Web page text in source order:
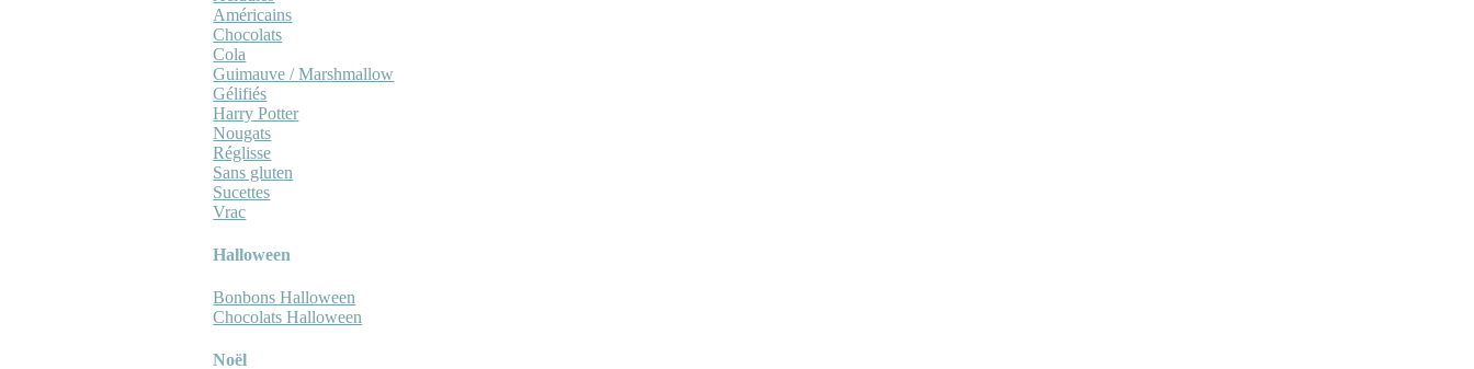
Américains
Chocolats
Cola
Guimauve / Marshmallow
Gélifiés
Harry Potter
Nougats
Réglisse
Sans gluten
Sucettes
Vrac
Halloween
Bonbons Halloween
Chocolats Halloween
Noël